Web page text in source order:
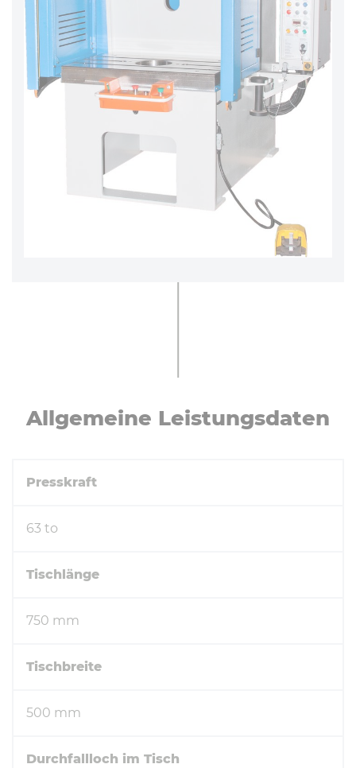
All­ge­mei­ne Leis­tungs­da­ten
Presskraft
63 to
Tischlänge
750 mm
Tischbreite
500 mm
Durchfallloch im Tisch